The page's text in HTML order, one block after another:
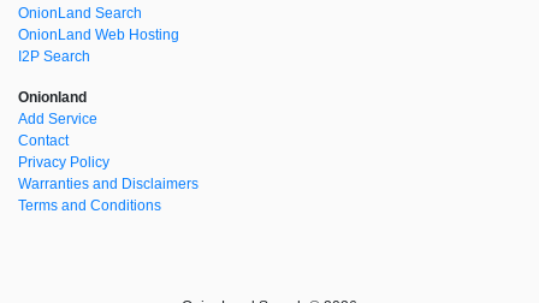
OnionLand Search
OnionLand Web Hosting
I2P Search
Onionland
Add Service
Contact
Privacy Policy
Warranties and Disclaimers
Terms and Conditions